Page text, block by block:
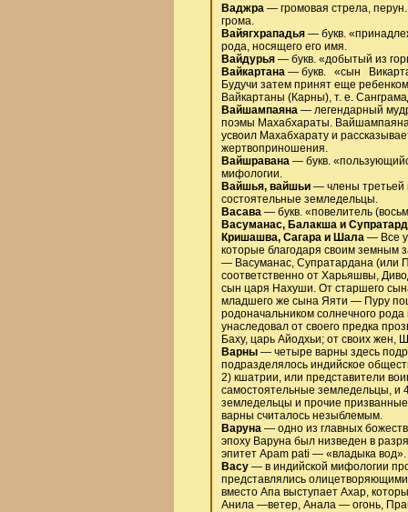
Ваджра— громовая стрела,
грома.
Вайягхрападья— букв.
рода, носящего его имя.
Вайдурья— букв. «добытый из
Вайкартана— букв. «сын
Будучи затем принят еще
Вайкартаны (Карны), т. е.
Вайшампаяна— легендарный
поэмы Махабхараты. Вайшампаяна
усвоил Махабхарату и
жертвоприношения.
Вайшравана— букв.
мифологии.
Вайшья, вайшьи— члены третьей
состоятельные земледельцы.
Васава— букв. «повелитель
Васуманас, Балакша и
Кришашва, Сагара и Шала— Все
которые благодаря своим земным
— Васуманас, Супратардана (или
соответственно от Харьяшвы,
сын царя Нахуши. От старшего
младшего же сына Яяти — Пуру
родоначальником солнечного
унаследовал от своего предка
Баху, царь Айодхьи; от своих жен,
Варны— четыре варны здесь
подразделялось индийское
2) кшатрии, или представители
самостоятельные земледельцы, и
земледельцы и прочие
варны считалось незыблемым.
Варуна— одно из главных
эпоху Варуна был низведен в
эпитет Apam pati — «владыка
Васу— в индийской мифологии
представлялись
вместо Апа выступает Ахар,
Анила —ветер, Анала — огонь,